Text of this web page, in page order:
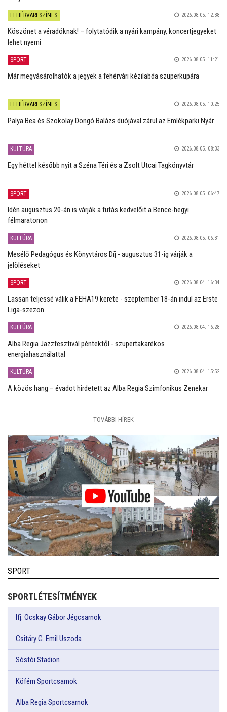
FEHÉRVÁRI SZÍNES 2026.08.05. 12:38
Köszönet a véradóknak! – folytatódik a nyári kampány, koncertjegyeket
lehet nyerni
SPORT 2026.08.05. 11:21
Már megvásárolhatók a jegyek a fehérvári kézilabda szuperkupára
FEHÉRVÁRI SZÍNES 2026.08.05. 10:25
Palya Bea és Szokolay Dongó Balázs duójával zárul az Emlékparki Nyár
KULTÚRA 2026.08.05. 08:33
Egy héttel később nyit a Széna Téri és a Zsolt Utcai Tagkönyvtár
SPORT 2026.08.05. 06:47
Idén augusztus 20-án is várják a futás kedvelőit a Bence-hegyi
félmaratonon
KULTÚRA 2026.08.05. 06:31
Mesélő Pedagógus és Könyvtáros Díj - augusztus 31-ig várják a
jelöléseket
SPORT 2026.08.04. 16:34
Lassan teljessé válik a FEHA19 kerete - szeptember 18-án indul az Erste
Liga-szezon
KULTÚRA 2026.08.04. 16:28
Alba Regia Jazzfesztivál péntektől - szupertakarékos
energiahasználattal
KULTÚRA 2026.08.04. 15:52
A közös hang – évadot hirdetett az Alba Regia Szimfonikus Zenekar
TOVÁBBI HÍREK
SPORT
SPORTLÉTESÍTMÉNYEK
Ifj. Ocskay Gábor Jégcsarnok
Csitáry G. Emil Uszoda
Sóstói Stadion
Köfém Sportcsarnok
Alba Regia Sportcsarnok